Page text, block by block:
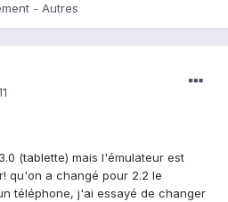
- Autres
(tablette) mais l'émulateur est
qu'on a changé pour 2.2 le
téléphone, j'ai essayé de changer